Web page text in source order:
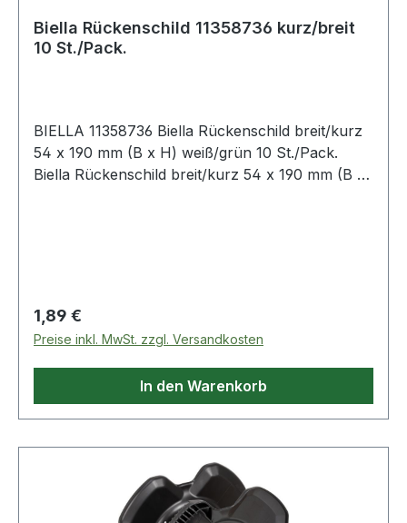
Biella Rückenschild 11358736 kurz/breit
10 St./Pack.
BIELLA 11358736 Biella Rückenschild breit/kurz
54 x 190 mm (B x H) weiß/grün 10 St./Pack.
Biella Rückenschild breit/kurz 54 x 190 mm (B x
Regulärer Preis:
1,89 €
Preise inkl. MwSt. zzgl. Versandkosten
In den Warenkorb